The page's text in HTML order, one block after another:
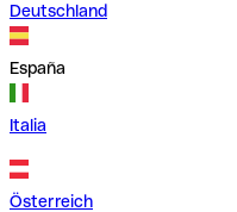
Deutschland
España
Italia
Österreich